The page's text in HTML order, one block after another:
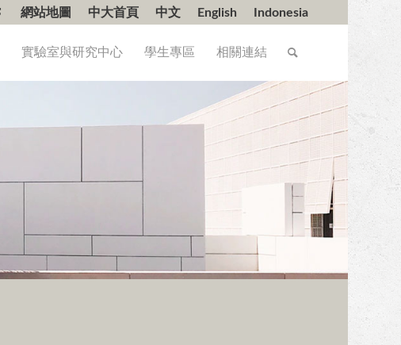
網站地圖 中大首頁 中文 English Indonesia
實驗室與研究中心 學生專區 相關連結